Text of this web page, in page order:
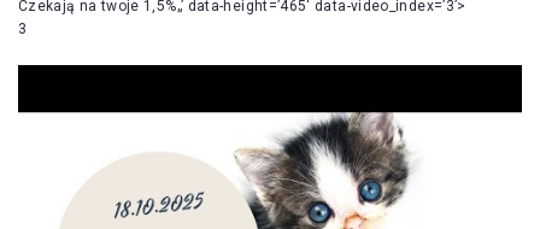
Czekają na twoje 1,5%„’ data-height=’465′ data-video_index=’3’>
3